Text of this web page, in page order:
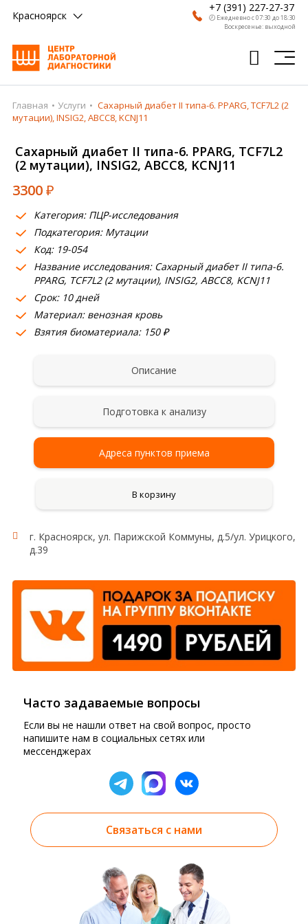
Красноярск
+7 (391) 227-27-37
🕗 Ежедневно с 07:30 до 18:30
Воскресенье: выходной
Главная
Врачи
Получить результат
Пациентам
О компании
Где сдать
Партнерам
Главная Услуги
Сахарный диабет II типа-6. PPARG, TCF7L2 (2
мутации), INSIG2, ABCC8, KCNJ11
Сахарный диабет II типа-6. PPARG, TCF7L2
(2 мутации), INSIG2, ABCC8, KCNJ11
3300₽
Категория: ПЦР-исследования
Подкатегория: Мутации
Код: 19-054
Название исследования: Сахарный диабет II типа-6.
PPARG, TCF7L2 (2 мутации), INSIG2, ABCC8, KCNJ11
Срок: 10 дней
Материал: венозная кровь
Взятия биоматериала: 150 ₽
Описание
Подготовка к анализу
Адреса пунктов приема
В корзину
Состав комплекса:
PPARG, TCF7L2 (2 мутации), INSIG2, ABCC8,
г. Красноярск, ул. Парижской Коммуны, д.5/ул. Урицкого,
д.39
Часто задаваемые вопросы
Если вы не нашли ответ на свой вопрос, просто
напишите нам в социальных сетях или
мессенджерах
Связаться с нами